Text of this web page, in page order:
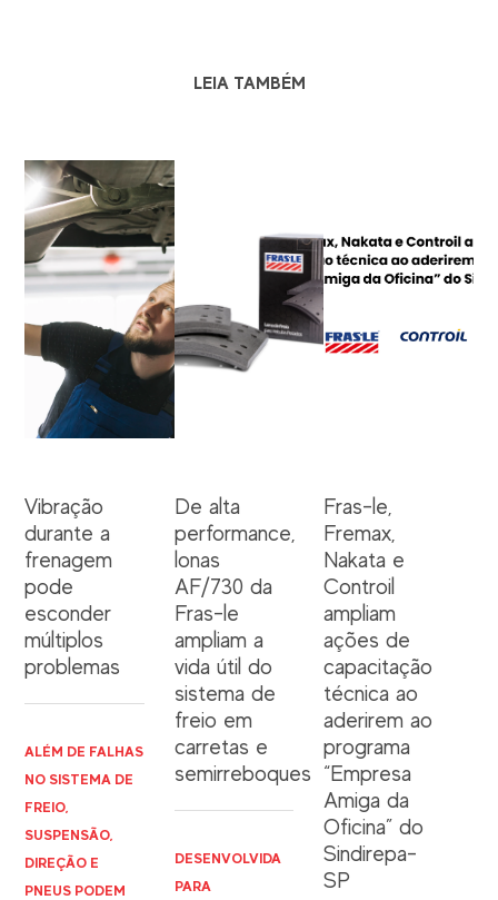
LEIA TAMBÉM
Vibração
durante a
frenagem
pode
esconder
múltiplos
problemas
ALÉM DE FALHAS
NO SISTEMA DE
FREIO,
SUSPENSÃO,
DIREÇÃO E
PNEUS PODEM
De alta
performance,
lonas
AF/730 da
Fras-le
ampliam a
vida útil do
sistema de
freio em
carretas e
semirreboques
DESENVOLVIDA
PARA
Fras-le,
Fremax,
Nakata e
Controil
ampliam
ações de
capacitação
técnica ao
aderirem ao
programa
“Empresa
Amiga da
Oficina” do
Sindirepa-
SP